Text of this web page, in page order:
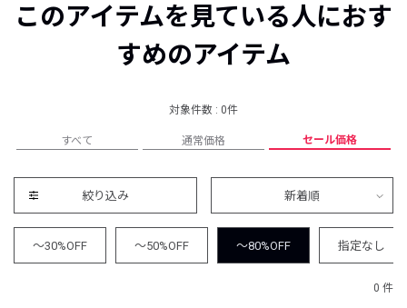
このアイテムを見ている人におす
すめのアイテム
対象件数 : 0件
すべて 通常価格 セール価格
絞り込み 新着順
～30%OFF ～50%OFF ～80%OFF 指定なし
0 件